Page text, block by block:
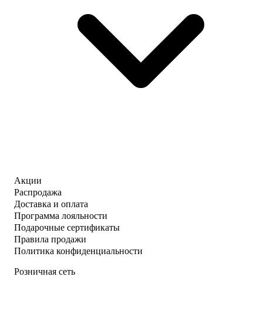
Акции
Распродажа
Доставка и оплата
Программа лояльности
Подарочные сертификаты
Правила продажи
Политика конфиденциальности
Розничная сеть